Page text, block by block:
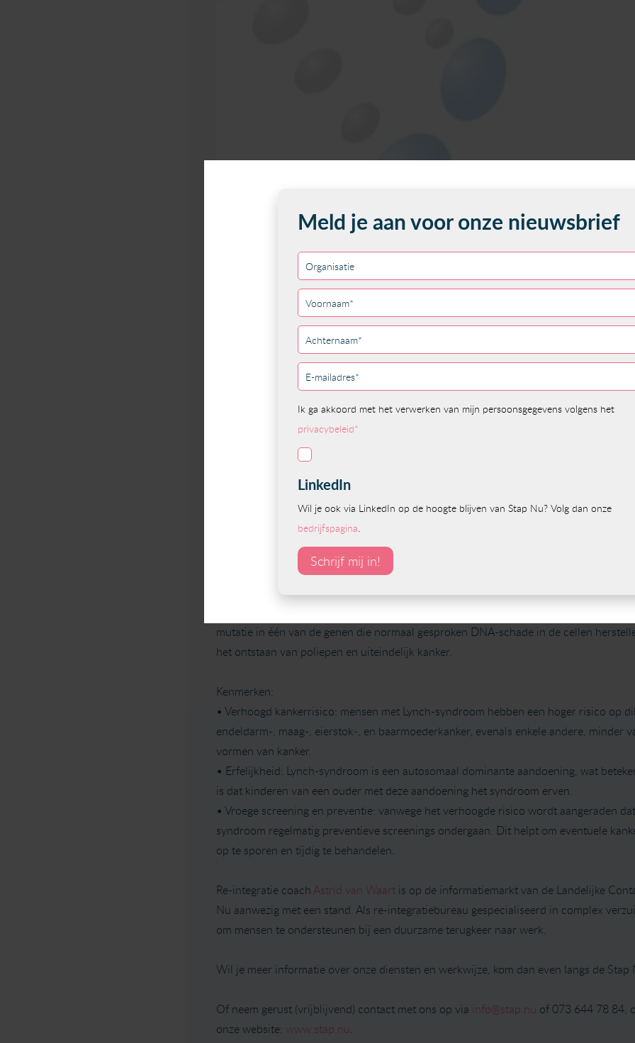
Tijdens de Landelijke Contactdag Lynch Polyposis, aanstaande zaterdag 9 november,
lezingen en workshops waar je meer te weten komt over het leven met Lynch
gelegenheid om in een informele setting ervaringen te delen met lotgenoten.
🗓 Wanneer: Zaterdag 9 november
🕥 Tijd: 10.00 – 15.30
📍 Locatie: Hotel Theater FIGI in Zeist
Klik hier voor het volledige dagprogramma van de lotgenotendag ->
Wil jij hier ook bij zijn of de dag volgen via een livestream? Meld je dan snel aan via
Microsoft Forms
Lynch Polyposis ook wel bekend als het Lynch-syndroom, is een erfelijke aandoening
mutatie in één van de genen die normaal gesproken DNA-schade in de cellen
het ontstaan van poliepen en uiteindelijk kanker.
Kenmerken:
• Verhoogd kankerrisico: mensen met Lynch-syndroom hebben een hoger risico op
endeldarm-, maag-, eierstok-, en baarmoederkanker, evenals enkele andere, minder
vormen van kanker.
• Erfelijkheid: Lynch-syndroom is een autosomaal dominante aandoening, wat
is dat kinderen van een ouder met deze aandoening het syndroom erven.
• Vroege screening en preventie: vanwege het verhoogde risico wordt aangeraden
syndroom regelmatig preventieve screenings ondergaan. Dit helpt om eventuele
op te sporen en tijdig te behandelen.
Re-integratie coach Astrid van Waart is op de informatiemarkt van de Landelijke
Nu aanwezig met een stand. Als re-integratiebureau gespecialiseerd in complex
om mensen te ondersteunen bij een duurzame terugkeer naar werk.
Wil je meer informatie over onze diensten en werkwijze, kom dan even langs de Stap
Of neem gerust (vrijblijvend) contact met ons op via info@stap.nu of 073 644 78 84,
onze website: www.stap.nu .